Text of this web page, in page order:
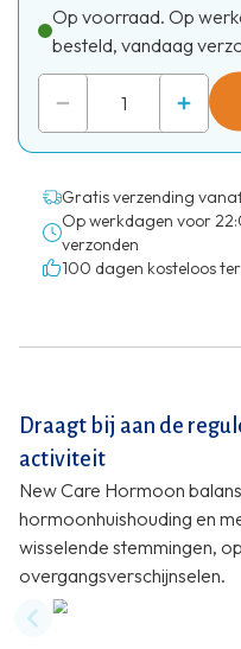
Op voorraad. Op
besteld, vandaag
Gratis verzending
Op werkdagen voor
verzonden
100 dagen kosteloos
Draagt bij aan de
activiteit
New Care Hormoon
hormoonhuishouding en
wisselende stemmingen,
overgangsverschijnselen.
Previous slide